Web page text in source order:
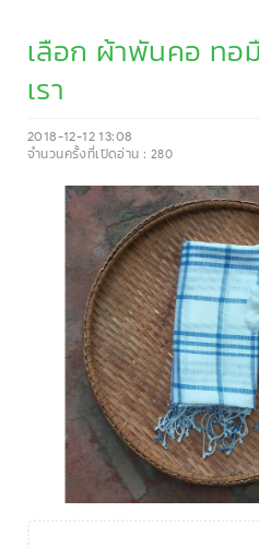
เลือก ผ้าพันคอ ทอ
เรา
2018-12-12 13:08
จำนวนครั้งที่เปิดอ่าน : 280